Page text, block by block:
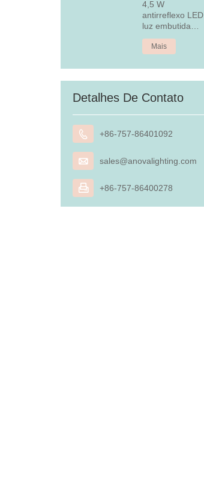
4,5 W
antirreflexo LED
luz embutida
embutida
Mais
Detalhes De Contato
 +86-757-86401092
 sales@anovalighting.com
 +86-757-86400278